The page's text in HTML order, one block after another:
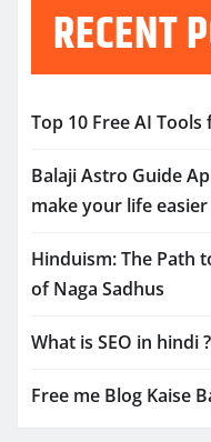
RECENT
Top 10 Free AI
Balaji Astro Guide
make your life
Hinduism: The Path
of Naga Sadhus
What is SEO in hindi ?
Free me Blog Kaise